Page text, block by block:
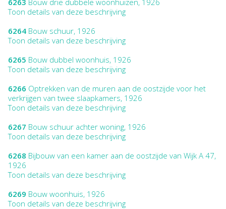
Toon details van deze beschrijving
6264 Bouw schuur, 1926
Toon details van deze beschrijving
6265 Bouw dubbel woonhuis, 1926
Toon details van deze beschrijving
6266 Optrekken van de muren aan de oostzijde voor het
verkrijgen van twee slaapkamers, 1926
Toon details van deze beschrijving
6267 Bouw schuur achter woning, 1926
Toon details van deze beschrijving
6268 Bijbouw van een kamer aan de oostzijde van Wijk A 47,
1926
Toon details van deze beschrijving
6269 Bouw woonhuis, 1926
Toon details van deze beschrijving